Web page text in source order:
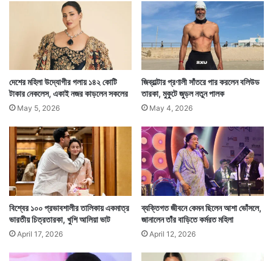
মেয়েকে সঙ্গ দেওয়ার পাশাপাশি তাঁরা নিজেদের অভিনয়ের কাজও
চালিয়ে যাচ্ছেন। রণবীর ও আলিয়াকে একসঙ্গে শেষ দেখা গেছে
‘ব্রহ্মাস্ত্র: পার্ট ওয়ান – শিবা’ সিনেমায়। স্বামীস্ত্রী ২ জনই
বলিউডের প্রথমসারিতে রয়েছেন। — সংবাদ সংস্থার সাহায্য নিয়ে
লেখা
ত
দেশের মহিলা উদ্যোগীর গলায় ১৪২ কোটি
টাকার নেকলেস, একাই নজর কাড়লেন সকলের
May 5, 2026
জিব্রাল্টার প্রণালী সাঁতরে পার করলেন বলিউড
তারকা, মুকুটে জুড়ল নতুন পালক
May 4, 2026
বিশ্বের ১০০ প্রভাবশালীর তালিকায় একমাত্র
ভারতীয় চিত্রতারকা, খুশি আলিয়া ভাট
April 17, 2026
ব্যক্তিগত জীবনে কেমন ছিলেন আশা ভোঁসলে,
জানালেন তাঁর বাড়িতে কর্মরত মহিলা
April 12, 2026